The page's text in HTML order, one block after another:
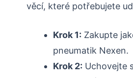
věcí, které potřebujete
Krok 1: Zakupte
pneumatik Nexen.
Krok 2: Uchovejte